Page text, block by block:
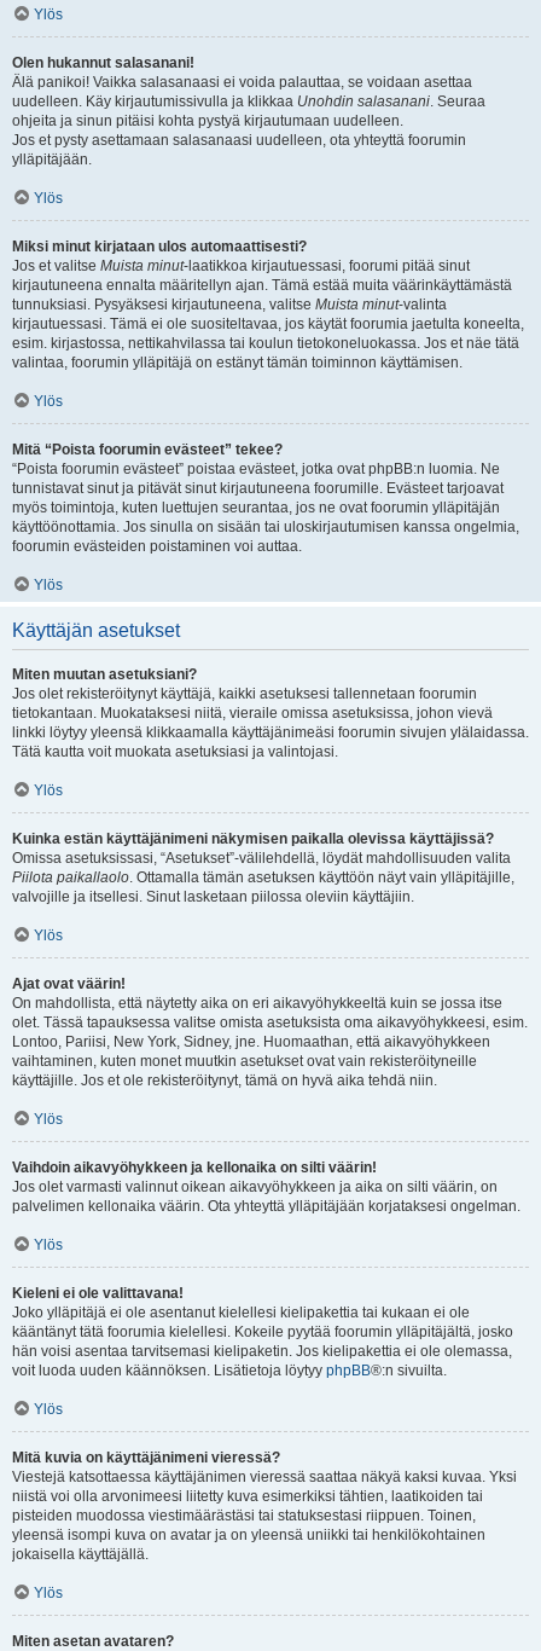
Ylös
Olen hukannut salasanani!
Älä panikoi! Vaikka salasanaasi ei voida palauttaa, se voidaan asettaa
uudelleen. Käy kirjautumissivulla ja klikkaa Unohdin salasanani. Seuraa
ohjeita ja sinun pitäisi kohta pystyä kirjautumaan uudelleen.
Jos et pysty asettamaan salasanaasi uudelleen, ota yhteyttä foorumin
ylläpitäjään.
Ylös
Miksi minut kirjataan ulos automaattisesti?
Jos et valitse Muista minut-laatikkoa kirjautuessasi, foorumi pitää sinut
kirjautuneena ennalta määritellyn ajan. Tämä estää muita väärinkäyttämästä
tunnuksiasi. Pysyäksesi kirjautuneena, valitse Muista minut-valinta
kirjautuessasi. Tämä ei ole suositeltavaa, jos käytät foorumia jaetulta koneelta,
esim. kirjastossa, nettikahvilassa tai koulun tietokoneluokassa. Jos et näe tätä
valintaa, foorumin ylläpitäjä on estänyt tämän toiminnon käyttämisen.
Ylös
Mitä “Poista foorumin evästeet” tekee?
“Poista foorumin evästeet” poistaa evästeet, jotka ovat phpBB:n luomia. Ne
tunnistavat sinut ja pitävät sinut kirjautuneena foorumille. Evästeet tarjoavat
myös toimintoja, kuten luettujen seurantaa, jos ne ovat foorumin ylläpitäjän
käyttöönottamia. Jos sinulla on sisään tai uloskirjautumisen kanssa ongelmia,
foorumin evästeiden poistaminen voi auttaa.
Ylös
Käyttäjän asetukset
Miten muutan asetuksiani?
Jos olet rekisteröitynyt käyttäjä, kaikki asetuksesi tallennetaan foorumin
tietokantaan. Muokataksesi niitä, vieraile omissa asetuksissa, johon vievä
linkki löytyy yleensä klikkaamalla käyttäjänimeäsi foorumin sivujen ylälaidassa.
Tätä kautta voit muokata asetuksiasi ja valintojasi.
Ylös
Kuinka estän käyttäjänimeni näkymisen paikalla olevissa käyttäjissä?
Omissa asetuksissasi, “Asetukset”-välilehdellä, löydät mahdollisuuden valita
Piilota paikallaolo. Ottamalla tämän asetuksen käyttöön näyt vain ylläpitäjille,
valvojille ja itsellesi. Sinut lasketaan piilossa oleviin käyttäjiin.
Ylös
Ajat ovat väärin!
On mahdollista, että näytetty aika on eri aikavyöhykkeeltä kuin se jossa itse
olet. Tässä tapauksessa valitse omista asetuksista oma aikavyöhykkeesi, esim.
Lontoo, Pariisi, New York, Sidney, jne. Huomaathan, että aikavyöhykkeen
vaihtaminen, kuten monet muutkin asetukset ovat vain rekisteröityneille
käyttäjille. Jos et ole rekisteröitynyt, tämä on hyvä aika tehdä niin.
Ylös
Vaihdoin aikavyöhykkeen ja kellonaika on silti väärin!
Jos olet varmasti valinnut oikean aikavyöhykkeen ja aika on silti väärin, on
palvelimen kellonaika väärin. Ota yhteyttä ylläpitäjään korjataksesi ongelman.
Ylös
Kieleni ei ole valittavana!
Joko ylläpitäjä ei ole asentanut kielellesi kielipakettia tai kukaan ei ole
kääntänyt tätä foorumia kielellesi. Kokeile pyytää foorumin ylläpitäjältä, josko
hän voisi asentaa tarvitsemasi kielipaketin. Jos kielipakettia ei ole olemassa,
voit luoda uuden käännöksen. Lisätietoja löytyy phpBB®:n sivuilta.
Ylös
Mitä kuvia on käyttäjänimeni vieressä?
Viestejä katsottaessa käyttäjänimen vieressä saattaa näkyä kaksi kuvaa. Yksi
niistä voi olla arvonimeesi liitetty kuva esimerkiksi tähtien, laatikoiden tai
pisteiden muodossa viestimäärästäsi tai statuksestasi riippuen. Toinen,
yleensä isompi kuva on avatar ja on yleensä uniikki tai henkilökohtainen
jokaisella käyttäjällä.
Ylös
Miten asetan avataren?